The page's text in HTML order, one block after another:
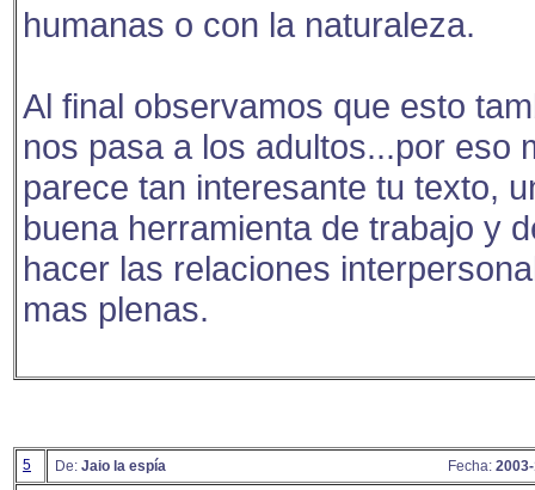
humanas o con la naturaleza.
Al final observamos que esto
nos pasa a los adultos...por eso
parece tan interesante tu texto,
buena herramienta de trabajo y
hacer las relaciones
mas plenas.
5 De: Jaio la espía Fecha: